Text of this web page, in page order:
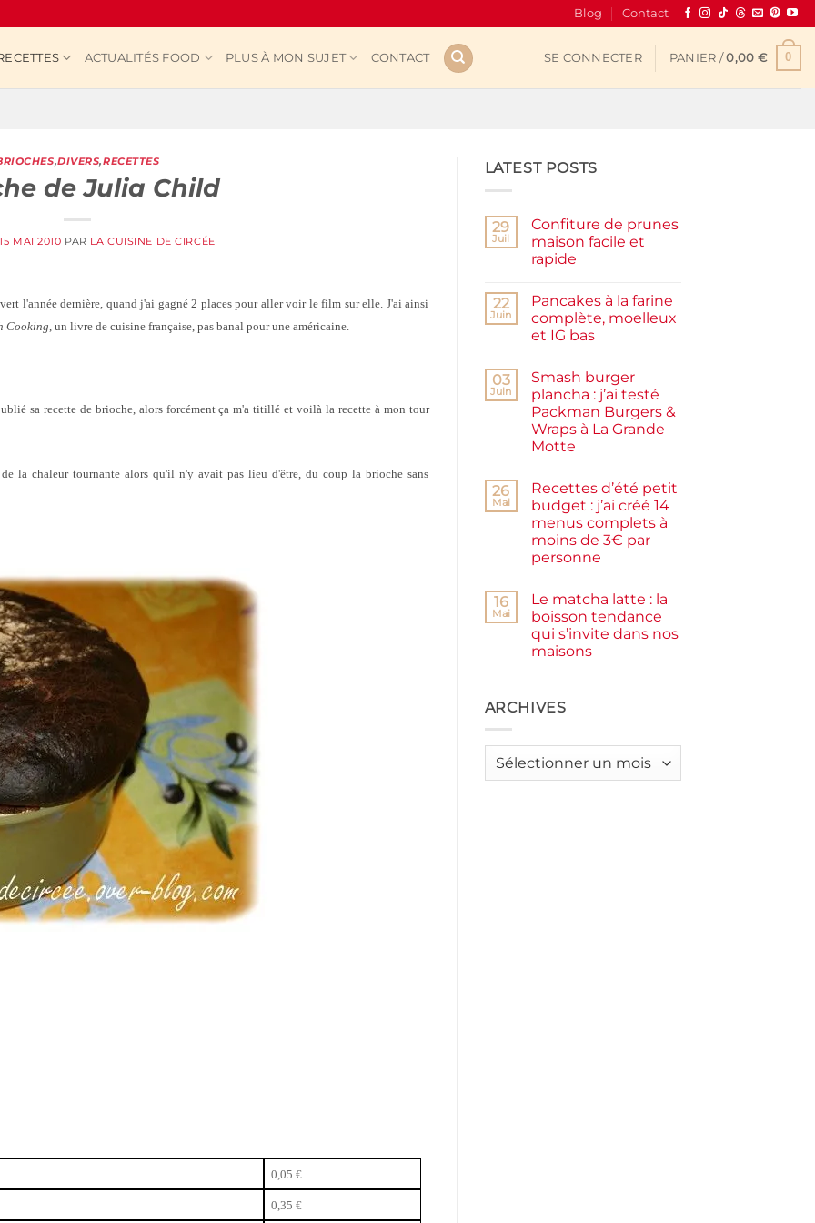
Blog Contact
ACTUALITÉS FOOD PLUS À MON SUJET CONTACT SE CONNECTER PANIER /0,00 € 0
,DIVERS,RECETTES
de Julia Child
15 MAI 2010 PAR LA CUISINE DE CIRCÉE
l'année dernière, quand j'ai gagné 2 places pour aller voir le film sur elle. J'ai ainsi
Cooking , un livre de cuisine française, pas banal pour une américaine.
sa recette de brioche, alors forcément ça m'a titillé et voilà la recette à mon tour
la chaleur tournante alors qu'il n'y avait pas lieu d'être, du coup la brioche sans
0,05 €
0,35 €
LATEST POSTS
29
Juil
Confiture de prunes
maison facile et
rapide
sur
Confiture
de
prunes
et
rapide
22
Juin
Pancakes à la farine
complète, moelleux
et IG bas
sur
Pancakes
à
la
farine
complète,
moelleux
bas
03
Juin
Smash burger
plancha : j’ai testé
Packman Burgers &
Wraps à La Grande
Motte
sur
Smash
burger
plancha :
j’ai
testé
Packman
à
La
Grande
Motte
26
Mai
Recettes d’été petit
budget : j’ai créé 14
menus complets à
moins de 3€ par
personne
sur
Recettes
d’été
petit
budget
menus
complets
3€
16
Mai
Le matcha latte : la
boisson tendance
qui s’invite dans nos
maisons
Le
matcha
boisson
ARCHIVES
Archives